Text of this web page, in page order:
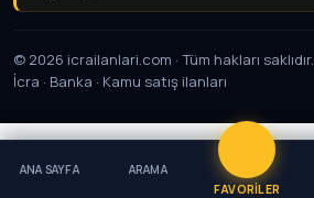
© 2026 icrailanlari.com · Tüm hakları saklıdır.
İcra · Banka · Kamu satış ilanları
FAVORILER